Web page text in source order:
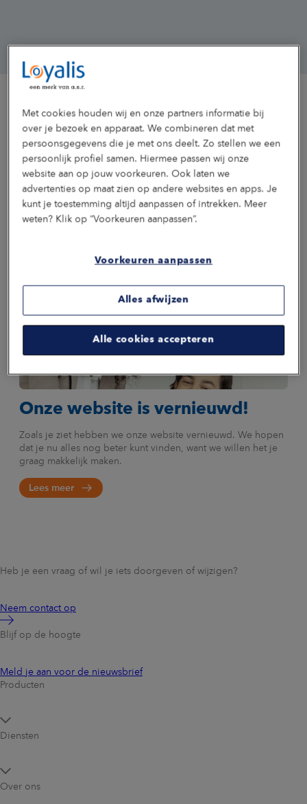
Maak kennis met onze gidsen
We stellen graag de specialisten van Loyalis aan je voor.
Lees hier wie ze zijn en wat zij voor jou en je medewerkers
kunnen betekenen.
Astrid
Lisette
inkomen
Hedo
inkomen
Nieuwsbericht van de maand
Onze website is vernieuwd!
Zoals je ziet hebben we onze website vernieuwd. We hopen
dat je nu alles nog beter kunt vinden, want we willen het je
graag makkelijk maken.
Lees meer
Heb je een vraag of wil je iets doorgeven of wijzigen?
Neem contact op
Blijf op de hoogte
Meld je aan voor de nieuwsbrief
Producten
Diensten
Over ons
Met cookies houden wij en onze partners informatie bij
over je bezoek en apparaat. We combineren dat met
persoonsgegevens die je met ons deelt. Zo stellen we een
persoonlijk profiel samen. Hiermee passen wij onze
website aan op jouw voorkeuren. Ook laten we
advertenties op maat zien op andere websites en apps. Je
kunt je toestemming altijd aanpassen of intrekken. Meer
weten? Klik op “Voorkeuren aanpassen”.
Voorkeuren aanpassen
Alles afwijzen
Alle cookies accepteren